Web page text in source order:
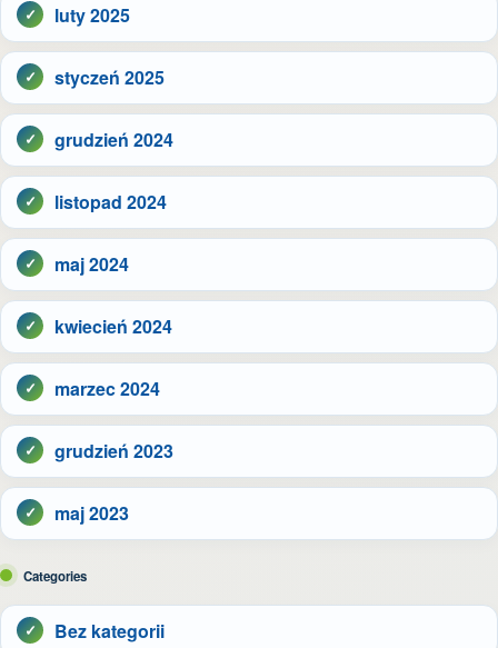
luty 2025
styczeń 2025
grudzień 2024
listopad 2024
maj 2024
kwiecień 2024
marzec 2024
grudzień 2023
maj 2023
Categories
Bez kategorii